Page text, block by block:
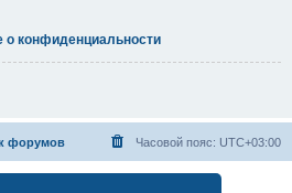
о конфиденциальности
форумов Часовой пояс: UTC+03:00